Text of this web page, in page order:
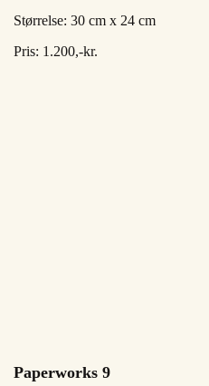
Størrelse: 30 cm x 24 cm
Pris: 1.200,-kr.
Paperworks 9